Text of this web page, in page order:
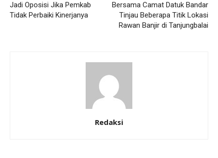
Jadi Oposisi Jika Pemkab
Tidak Perbaiki Kinerjanya
Bersama Camat Datuk Bandar
Tinjau Beberapa Titik Lokasi
Rawan Banjir di Tanjungbalai
Redaksi